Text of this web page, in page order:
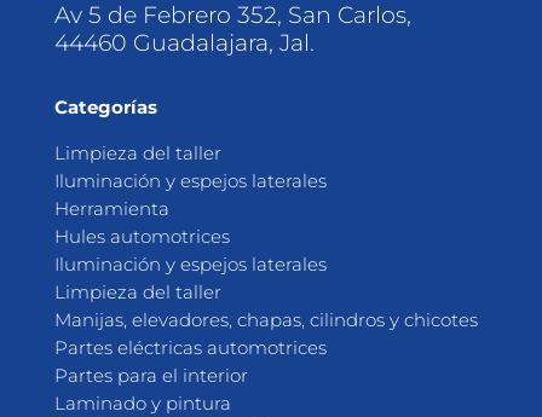
Av 5 de Febrero 352, San Carlos,
44460 Guadalajara, Jal.
Categorías
Limpieza del taller
Iluminación y espejos laterales
Herramienta
Hules automotrices
Iluminación y espejos laterales
Limpieza del taller
Manijas, elevadores, chapas, cilindros y chicotes
Partes eléctricas automotrices
Partes para el interior
Laminado y pintura